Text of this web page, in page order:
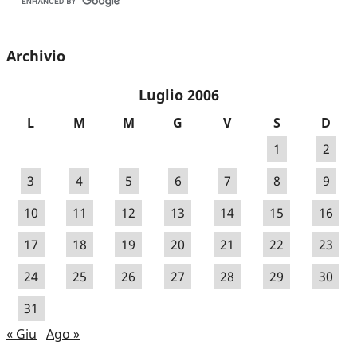
Archivio
Luglio 2006
L M M G V S
D
1
2
3
4 5 6 7 8
9
10
11 12 13 14 15
16
17
18 19 20 21 22
23
24
25 26 27 28 29
30
31
« Giu Ago »